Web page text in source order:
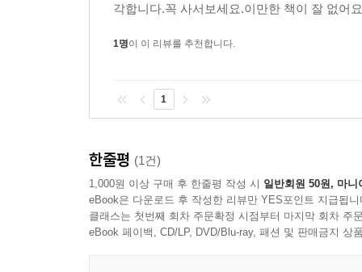
임대의무기간의 50%는 몇 년을 의미할까?
08 다주택자의 임대주택, 조세특례제한법으로 절
임대주택 세제혜택 축소
장기보유특별공제 과세특례 받으려면
장특공 매년 2%씩 추가공제 받으려면
09 수도권 기준시가 6억원 이하, 지금이라도 임대
9.13 대책 이전에 산 주택이라면
각합니다.꼭 사서보세요.이만한 책이 잘 없어
1명이 이 리뷰를 추천합니다.
1
한줄평 (1건)
1,000원 이상 구매 후 한줄평 작성 시 일반회원 50원, 마니
eBook은 다운로드 후 작성한 리뷰만 YES포인트 지급됩니
클래스는 첫번째 회차 주문확정 시점부터 마지막 회차 주
eBook 페이백, CD/LP, DVD/Blu-ray, 패션 및 판매금지 상